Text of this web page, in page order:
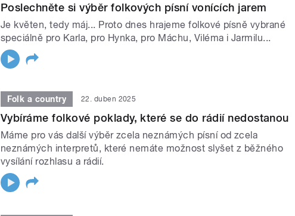
Poslechněte si výběr folkových písní vonících jarem
Je květen, tedy máj... Proto dnes hrajeme folkové písně vybrané
speciálně pro Karla, pro Hynka, pro Máchu, Viléma i Jarmilu...
Folk a country 22. duben 2025
Vybíráme folkové poklady, které se do rádií nedostanou
Máme pro vás další výběr zcela neznámých písní od zcela
neznámých interpretů, které nemáte možnost slyšet z běžného
vysílání rozhlasu a rádií.